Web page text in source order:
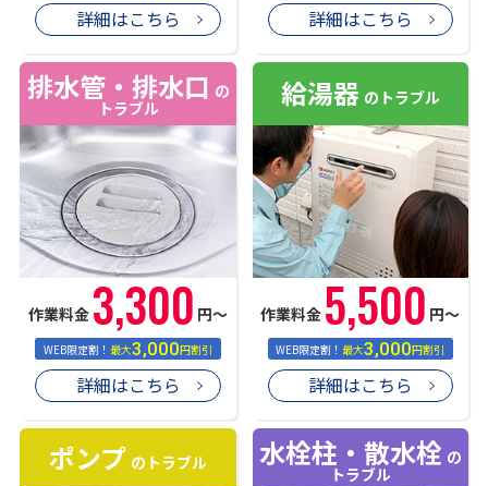
詳細はこちら 詳細はこちら
排水管・排水口 の
トラブル
作業料金 3,300 円〜
WEB限定割！最大3,000円割引
詳細はこちら
給湯器 のトラブル
作業料金 5,500 円〜
WEB限定割！最大3,000円割引
詳細はこちら
ポンプ のトラブル 水栓柱・散水栓 の
トラブル